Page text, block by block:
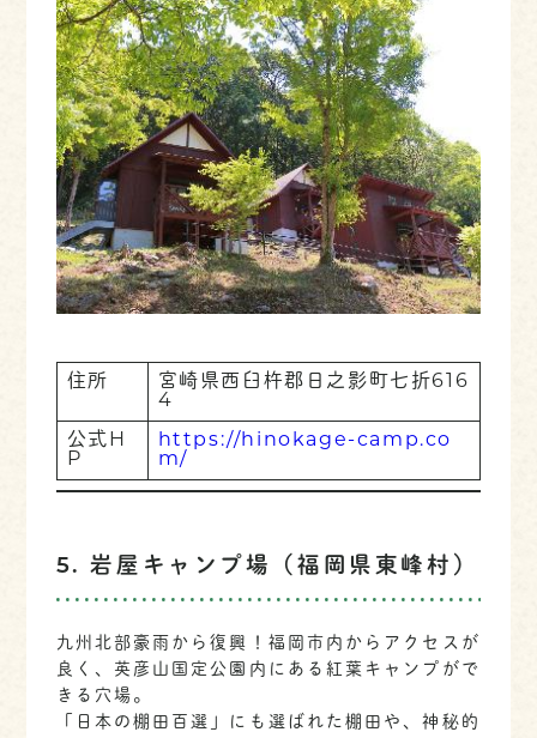
住所
宮崎県西臼杵郡日之影町七折616
4
公式H
P
https://hinokage-camp.co
m/
5. 岩屋キャンプ場（福岡県東峰村）
九州北部豪雨から復興！福岡市内からアクセスが
良く、英彦山国定公園内にある紅葉キャンプがで
きる穴場。
「日本の棚田百選」にも選ばれた棚田や、神秘的